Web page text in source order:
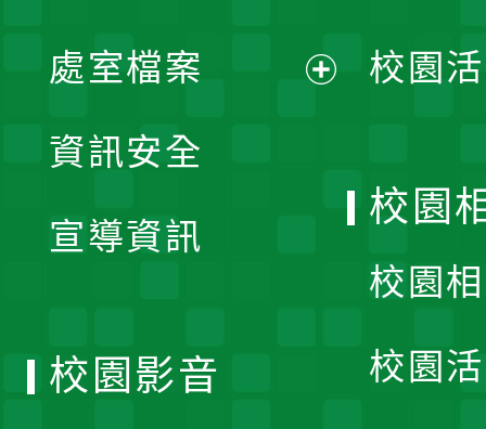
單
處室檔案
資訊安全
宣導資訊
校園
校園
校園
校園
校園影音